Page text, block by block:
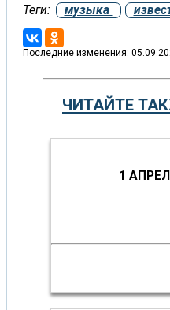
Теги: музыка
Последние изменения:
ЧИТАЙТЕ
1